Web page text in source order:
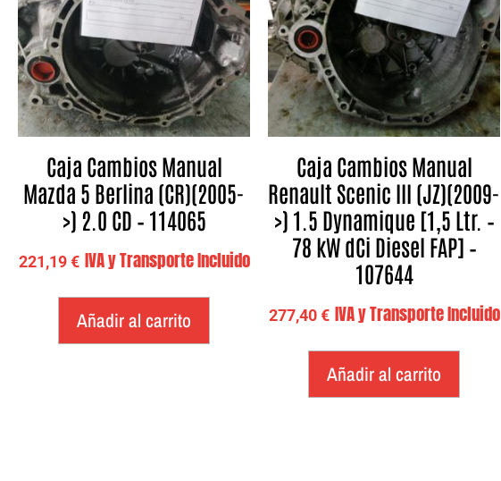
Caja Cambios Manual
Mazda 5 Berlina (CR)(2005-
>) 2.0 CD – 114065
221,19€ IVA y Transporte Incluido
Añadir al carrito
Caja Cambios Manual
Renault Scenic III (JZ)(2009-
>) 1.5 Dynamique [1,5 Ltr. –
78 kW dCi Diesel FAP] –
107644
277,40€ IVA y Transporte Incluido
Añadir al carrito